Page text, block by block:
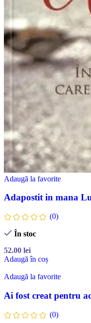
Adaugă la favorite
Adapostit in mana
(0)
În stoc
52.00 lei
Adaugă în coș
Adaugă la favorite
Ai fost creat pentru
(0)